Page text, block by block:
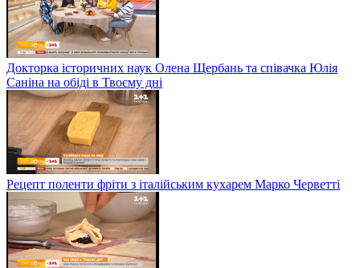
Докторка історичних наук Олена Щербань та співачка Юлія
Саніна на обіді в Твоєму дні
Рецепт поленти фріти з італійським кухарем Марко Черветті